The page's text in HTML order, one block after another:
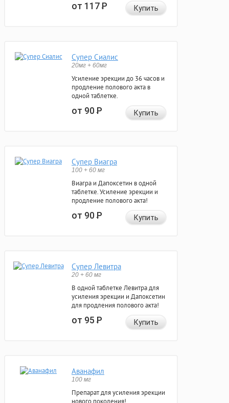
от 117Р Купить
Супер Сиалис
20мг + 60мг
Усиление эрекции до 36 часов и
продление полового акта в
одной таблетке.
от 90Р Купить
Супер Виагра
100 + 60 мг
Виагра и Дапоксетин в одной
таблетке. Усиление эрекции и
продление полового акта!
от 90Р Купить
Супер Левитра
20 + 60 мг
В одной таблетке Левитра для
усиления эрекции и Дапоксетин
для продления полового акта!
от 95Р Купить
Аванафил
100 мг
Препарат для усиления эрекции